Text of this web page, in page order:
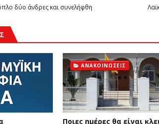
δύο άνδρες και συνελήφθη
ΑΝΑΚΟΙΝΏΣΕΙΣ
Ποιες ημέρες θα είναι